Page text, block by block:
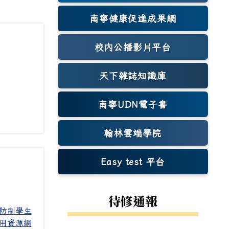
制學生
資源網
南寧健康促進成果網
(另開新視窗)
校內公播影片平台
天下雜誌知識庫
(另開新視窗)
南寧UDN電子書
翰林雲端學院
Easy test 平台
(另開新視窗)
待修通報